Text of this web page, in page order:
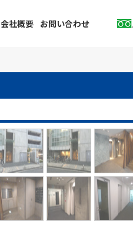
会社概要 お問い合わせ